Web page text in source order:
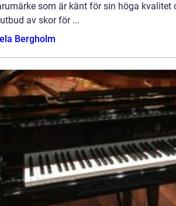
som är känt för sin höga kvalitet
av skor för ...
Bergholm